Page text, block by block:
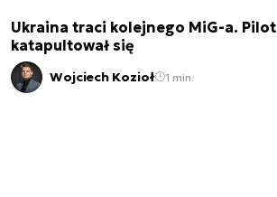
Ukraina traci kolejnego MiG-a. Pilot
katapultował się
Wojciech Kozioł 1 min.